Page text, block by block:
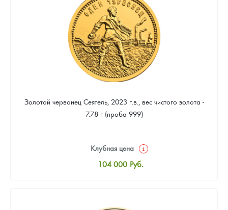
93 953 Руб.
Золотой червонец Сеятель, 2023 г.в., вес чистого золота -
7.78 г (проба 999)
Клубная цена
104 000 Руб.
Цена выкупа